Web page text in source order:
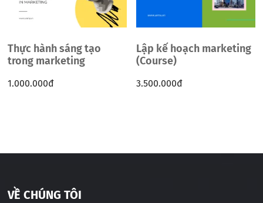
Thực hành sáng tạo
trong marketing
1.000.000đ
Lập kế hoạch marketing
(Course)
3.500.000đ
VỀ CHÚNG TÔI